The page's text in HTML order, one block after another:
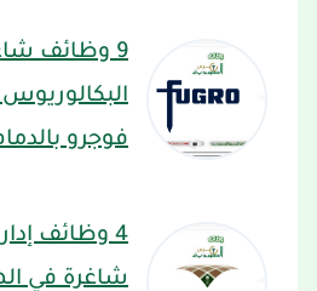
9 وظائف
فوجرو
4 وظائف
شاغرة في